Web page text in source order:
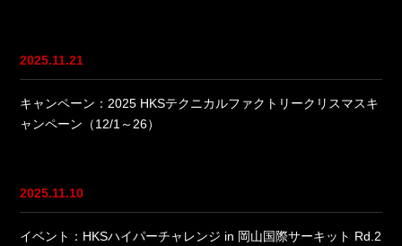
2025.11.21
キャンペーン：2025 HKSテクニカルファクトリークリスマスキ
ャンペーン（12/1～26）
2025.11.10
イベント：HKSハイパーチャレンジ in 岡山国際サーキット Rd.2